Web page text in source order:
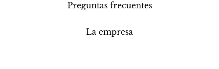
Preguntas frecuentes
La empresa